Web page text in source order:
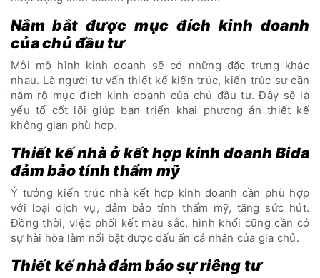
Nắm bắt được mục đích kinh doanh
của chủ đầu tư
Mỗi mô hình kinh doanh sẽ có những đặc trưng khác
nhau. Là người tư vấn thiết kế kiến trúc, kiến trúc sư cần
nắm rõ mục đích kinh doanh của chủ đầu tư. Đây sẽ là
yếu tố cốt lõi giúp bạn triển khai phương án thiết kế
không gian phù hợp.
Thiết kế nhà ở kết hợp kinh doanh Bida
đảm bảo tính thẩm mỹ
Ý tưởng kiến trúc nhà kết hợp kinh doanh cần phù hợp
với loại dịch vụ, đảm bảo tính thẩm mỹ, tăng sức hút.
Đồng thời, việc phối kết màu sắc, hình khối cũng cần có
sự hài hòa làm nổi bật được dấu ấn cá nhân của gia chủ.
Thiết kế nhà đảm bảo sự riêng tư